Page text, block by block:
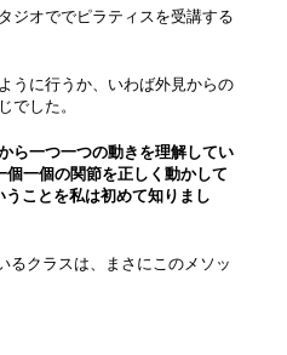
ジオででピラティスを受講する
うに行うか、いわば外見からの
でした。
ら一つ一つの動きを理解してい
個一個の関節を正しく動かして
ことを私は初めて知りまし
るクラスは、まさにこのメソッ